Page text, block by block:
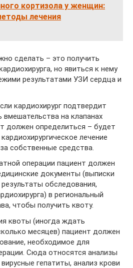
кортизола у женщин:
лечения
сделать – это получить
но явиться к нему
результатами УЗИ сердца и
кардиохирург подтвердит
на клапанах
должен определиться – будет
лечение
собственные средства.
операции пациент должен
документы (выписки
обследования,
в региональный
чтобы получить квоту.
квоты (иногда ждать
месяцев) пациент должен
необходимое для
Сюда относятся анализы
гепатиты, анализ крови